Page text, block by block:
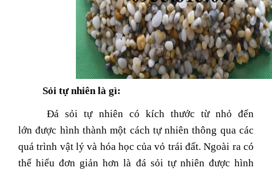
Sỏi tự nhiên là gì:
Đá sỏi tự nhiên có kích thước từ nhỏ đến
lớn được hình thành một cách tự nhiên thông qua các
quá trình vật lý và hóa học của vỏ trái đất. Ngoài ra có
thể hiểu đơn giản hơn là đá sỏi tự nhiên được hình